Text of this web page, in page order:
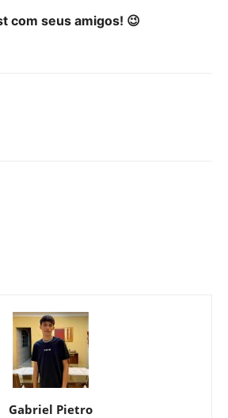
com seus amigos! 😉
Gabriel Pietro